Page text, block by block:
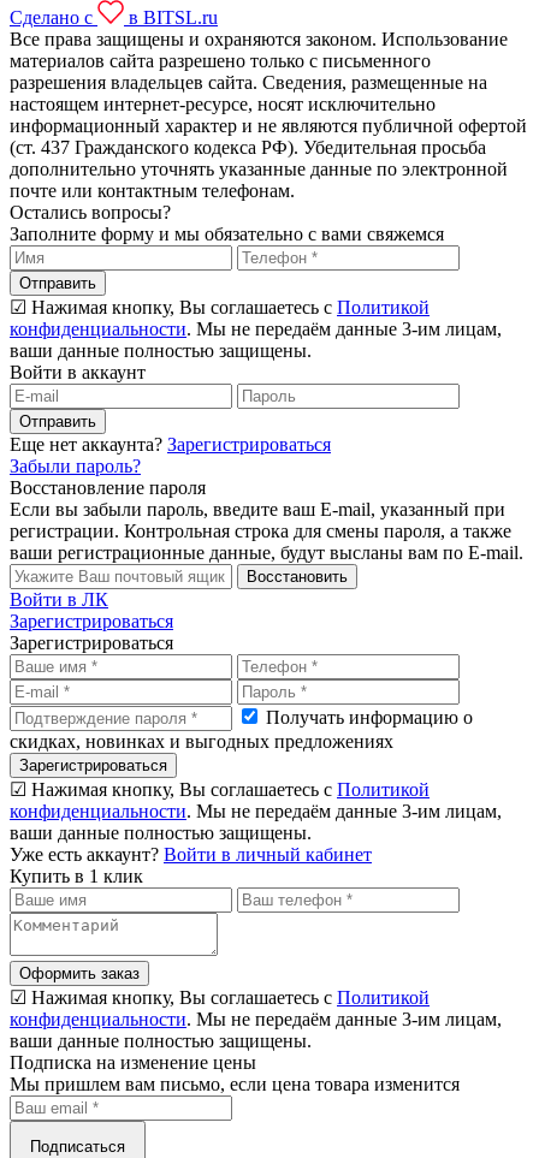
Сделано с
в BITSL.ru
Все права защищены и охраняются законом. Использование
материалов сайта разрешено только с письменного
разрешения владельцев сайта. Сведения, размещенные на
настоящем интернет-ресурсе, носят исключительно
информационный характер и не являются публичной офертой
(ст. 437 Гражданского кодекса РФ). Убедительная просьба
дополнительно уточнять указанные данные по электронной
почте или контактным телефонам.
Остались вопросы?
Заполните форму и мы обязательно с вами свяжемся
Отправить
☑ Нажимая кнопку, Вы соглашаетесь с Политикой
конфиденциальности. Мы не передаём данные 3-им лицам,
ваши данные полностью защищены.
Войти в аккаунт
Отправить
Еще нет аккаунта? Зарегистрироваться
Забыли пароль?
Восстановление пароля
Если вы забыли пароль, введите ваш E-mail, указанный при
регистрации. Контрольная строка для смены пароля, а также
ваши регистрационные данные, будут высланы вам по E-mail.
Восстановить
Войти в ЛК
Зарегистрироваться
Зарегистрироваться
Получать информацию о
скидках, новинках и выгодных предложениях
Зарегистрироваться
☑ Нажимая кнопку, Вы соглашаетесь с Политикой
конфиденциальности. Мы не передаём данные 3-им лицам,
ваши данные полностью защищены.
Уже есть аккаунт? Войти в личный кабинет
Купить в 1 клик
Оформить заказ
☑ Нажимая кнопку, Вы соглашаетесь с Политикой
конфиденциальности. Мы не передаём данные 3-им лицам,
ваши данные полностью защищены.
Подписка на изменение цены
Мы пришлем вам письмо, если цена товара изменится
Подписаться